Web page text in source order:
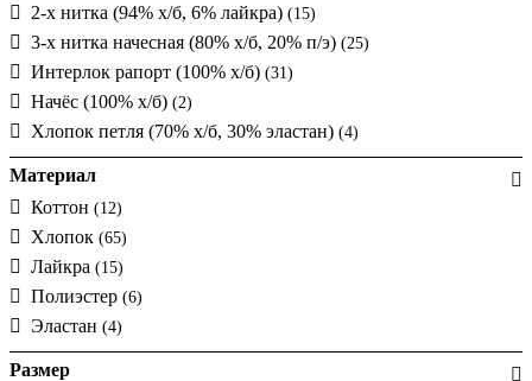
2-х нитка (94% х/б, 6% лайкра) (15)
3-х нитка начесная (80% х/б, 20% п/э) (25)
Интерлок рапорт (100% х/б) (31)
Начёс (100% х/б) (2)
Хлопок петля (70% х/б, 30% эластан) (4)
Материал
Коттон (12)
Хлопок (65)
Лайкра (15)
Полиэстер (6)
Эластан (4)
Размер